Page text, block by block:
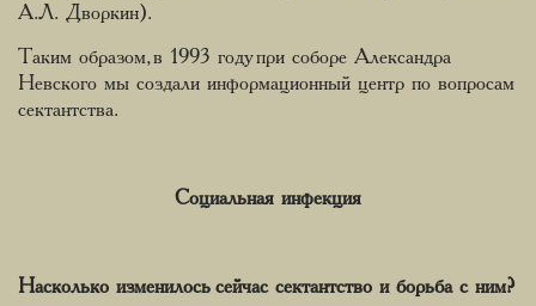
А.Л. Дворкин).
Таким образом, в 1993 году при соборе Александра
Невского мы создали информационный центр по вопросам
сектантства.
Социальная инфекция
Насколько изменилось сейчас сектантство и борьба с ним?